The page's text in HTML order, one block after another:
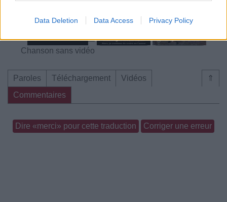
Data Deletion Data Access Privacy Policy
Chanson sans vidéo
⇑
Paroles Téléchargement
Vidéos
Commentaires
Dire «merci» pour cette traduction Corriger une erreur